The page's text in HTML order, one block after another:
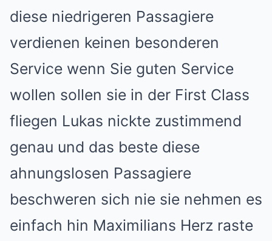
diese niedrigeren Passagiere
verdienen keinen besonderen
Service wenn Sie guten Service
wollen sollen sie in der First Class
fliegen Lukas nickte zustimmend
genau und das beste diese
ahnungslosen Passagiere
beschweren sich nie sie nehmen es
einfach hin Maximilians Herz raste